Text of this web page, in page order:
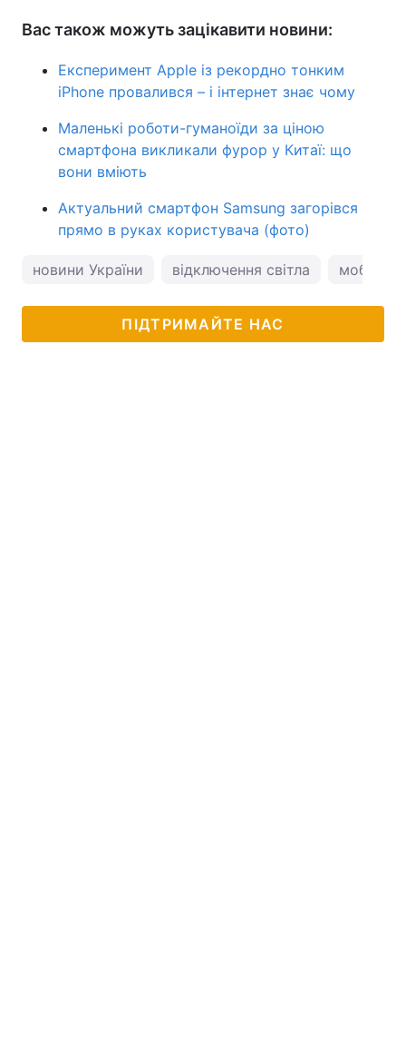
Вас також можуть зацікавити новини:
Експеримент Apple із рекордно тонким
iPhone провалився – і інтернет знає чому
Маленькі роботи-гуманоїди за ціною
смартфона викликали фурор у Китаї: що
вони вміють
Актуальний смартфон Samsung загорівся
прямо в руках користувача (фото)
новини України відключення світла
ПІДТРИМАЙТЕ НАС